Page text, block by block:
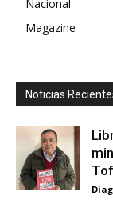
Nacional
Magazine
Noticias